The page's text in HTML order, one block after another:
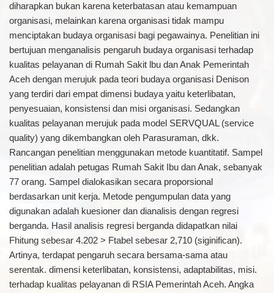
diharapkan bukan karena keterbatasan atau kemampuan
organisasi, melainkan karena organisasi tidak mampu
menciptakan budaya organisasi bagi pegawainya. Penelitian ini
bertujuan menganalisis pengaruh budaya organisasi terhadap
kualitas pelayanan di Rumah Sakit lbu dan Anak Pemerintah
Aceh dengan merujuk pada teori budaya organisasi Denison
yang terdiri dari empat dimensi budaya yaitu keterlibatan,
penyesuaian, konsistensi dan misi organisasi. Sedangkan
kualitas pelayanan merujuk pada model SERVQUAL (service
quality) yang dikembangkan oleh Parasuraman, dkk.
Rancangan penelitian menggunakan metode kuantitatif. Sampel
penelitian adalah petugas Rumah Sakit Ibu dan Anak, sebanyak
77 orang. Sampel dialokasikan secara proporsional
berdasarkan unit kerja. Metode pengumpulan data yang
digunakan adalah kuesioner dan dianalisis dengan regresi
berganda. Hasil analisis regresi berganda didapatkan nilai
Fhitung sebesar 4.202 > Ftabel sebesar 2,710 (siginifican).
Artinya, terdapat pengaruh secara bersama-sama atau
serentak. dimensi keterlibatan, konsistensi, adaptabilitas, misi.
terhadap kualitas pelayanan di RSIA Pemerintah Aceh. Angka